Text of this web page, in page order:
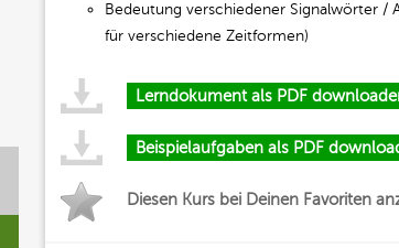
Bedeutung verschiedener Signalwörter /
für verschiedene Zeitformen)
Lerndokument als PDF
Beispielaufgaben als PDF
Diesen Kurs bei Deinen Favoriten